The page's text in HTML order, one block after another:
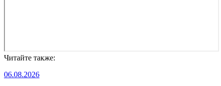
Читайте также:
06.08.2026